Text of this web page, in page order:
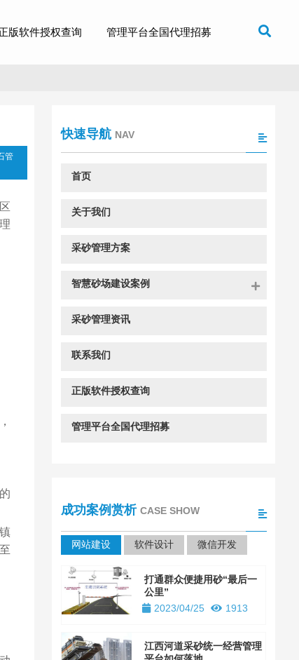
版软件授权查询 管理平台全国代理招募
管
快速导航 NAV
首页
关于我们
采砂管理方案
智慧砂场建设案例
采砂管理资讯
联系我们
正版软件授权查询
管理平台全国代理招募
成功案例赏析 CASE SHOW
网站建设 软件设计 微信开发
打通群众便捷用砂“最后一
公里”
2023/04/25
1913
江西河道采砂统一经营管理